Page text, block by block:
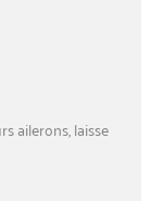
ailerons, laisse